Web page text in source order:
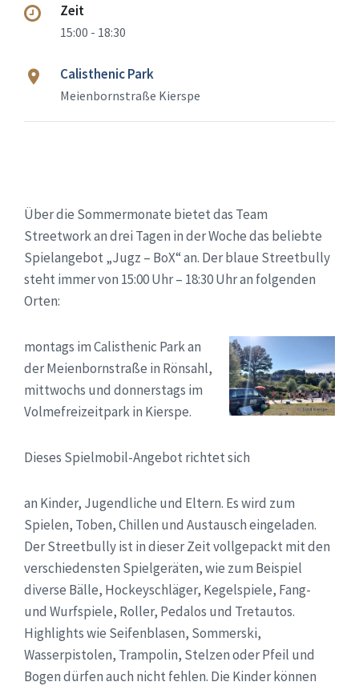
Zeit
15:00 - 18:30
Calisthenic Park
Meienbornstraße Kierspe
Über die Sommermonate bietet das Team
Streetwork an drei Tagen in der Woche das beliebte
Spielangebot „Jugz – BoX“ an. Der blaue Streetbully
steht immer von 15:00 Uhr – 18:30 Uhr an folgenden
Orten:
montags im Calisthenic Park an
der Meienbornstraße in Rönsahl,
mittwochs und donnerstags im
Volmefreizeitpark in Kierspe.
Dieses Spielmobil-Angebot richtet sich
an Kinder, Jugendliche und Eltern. Es wird zum
Spielen, Toben, Chillen und Austausch eingeladen.
Der Streetbully ist in dieser Zeit vollgepackt mit den
verschiedensten Spielgeräten, wie zum Beispiel
diverse Bälle, Hockeyschläger, Kegelspiele, Fang-
und Wurfspiele, Roller, Pedalos und Tretautos.
Highlights wie Seifenblasen, Sommerski,
Wasserpistolen, Trampolin, Stelzen oder Pfeil und
Bogen dürfen auch nicht fehlen. Die Kinder können